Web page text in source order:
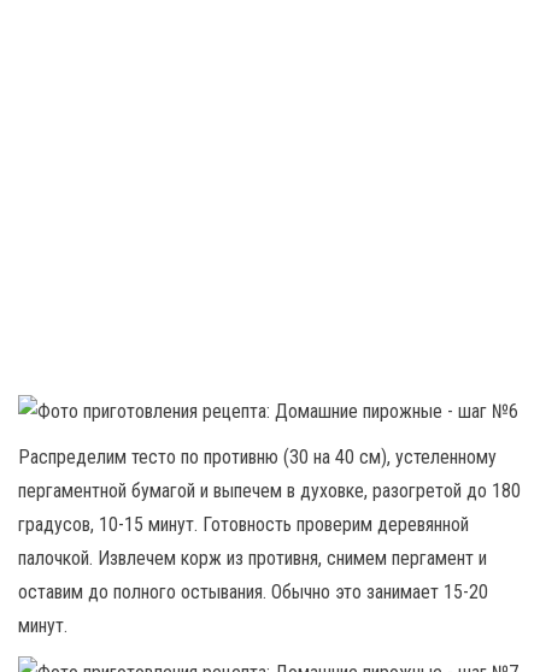
Распределим тесто по противню (30 на 40 см), устеленному
пергаментной бумагой и выпечем в духовке, разогретой до 180
градусов, 10-15 минут. Готовность проверим деревянной
палочкой. Извлечем корж из противня, снимем пергамент и
оставим до полного остывания. Обычно это занимает 15-20
минут.